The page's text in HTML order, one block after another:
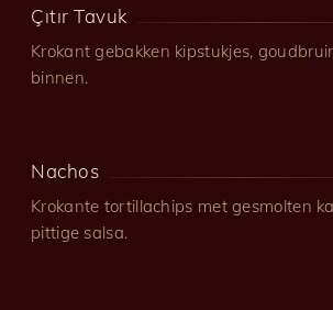
Çıtır Tavuk
Krokant gebakken kipstukjes,
binnen.
Nachos
Krokante tortillachips met gesmolten
pittige salsa.